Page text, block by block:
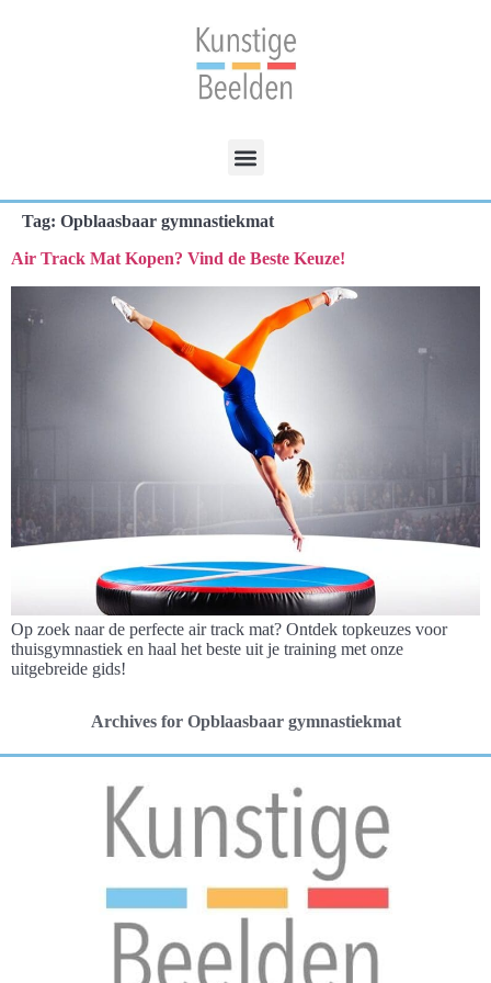
Tag: Opblaasbaar gymnastiekmat
Air Track Mat Kopen? Vind de Beste Keuze!
Op zoek naar de perfecte air track mat? Ontdek topkeuzes voor
thuisgymnastiek en haal het beste uit je training met onze
uitgebreide gids!
Archives for Opblaasbaar gymnastiekmat